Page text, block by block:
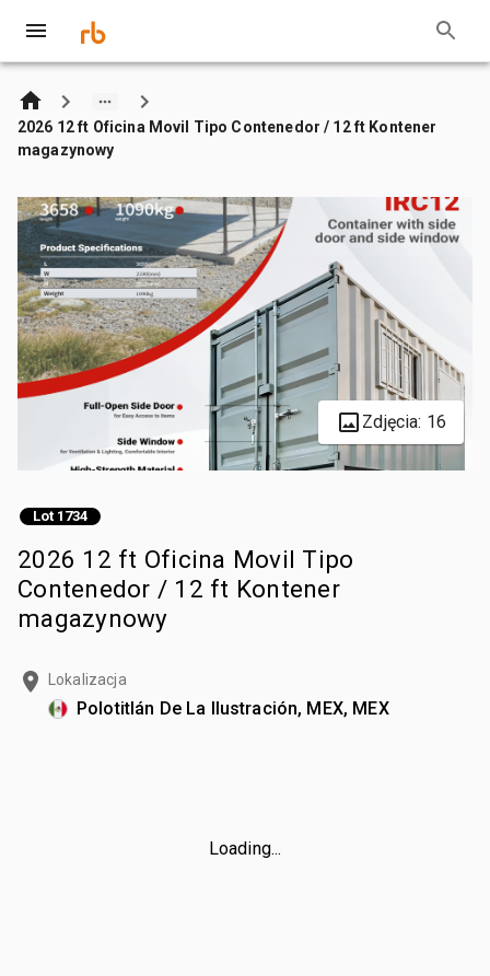
2026 12 ft Oficina Movil Tipo Contenedor / 12 ft Kontener
magazynowy
Zdjęcia: 16
Lot 1734
2026 12 ft Oficina Movil Tipo
Contenedor / 12 ft Kontener
magazynowy
Lokalizacja
Polotitlán De La Ilustración, MEX, MEX
Loading...